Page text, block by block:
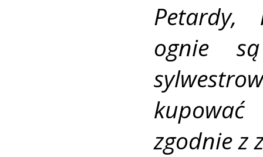
Petardy,
ognie są
zgodnie z